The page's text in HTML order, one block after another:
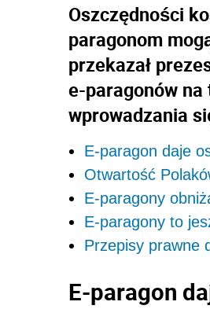
Oszczędności
paragonom
przekazał
e-paragonów
wprowadzania
E-paragon daje
Otwartość
E-paragony
E-paragony to
Przepisy prawne
E-paragon